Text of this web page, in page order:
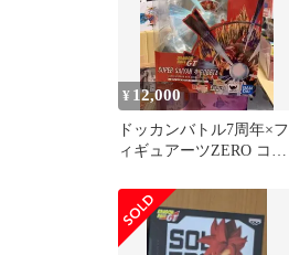
¥ 12,000
ドッカンバトル7周年×フ
ィギュアーツZERO コラ